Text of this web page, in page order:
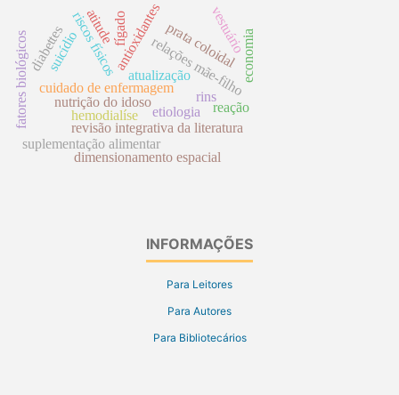
cuidado de enfermagem
prata coloidal
etiologia
revisão integrativa da literatura
atualização
antioxidantes
suplementação alimentar
nutrição do idoso
relações mãe-filho
dimensionamento espacial
riscos físicos
fatores biológicos rins
suicídio vestuárioeconomia
fígado
reação
diabettes
hemodialíse
atitude
INFORMAÇÕES
Para Leitores
Para Autores
Para Bibliotecários